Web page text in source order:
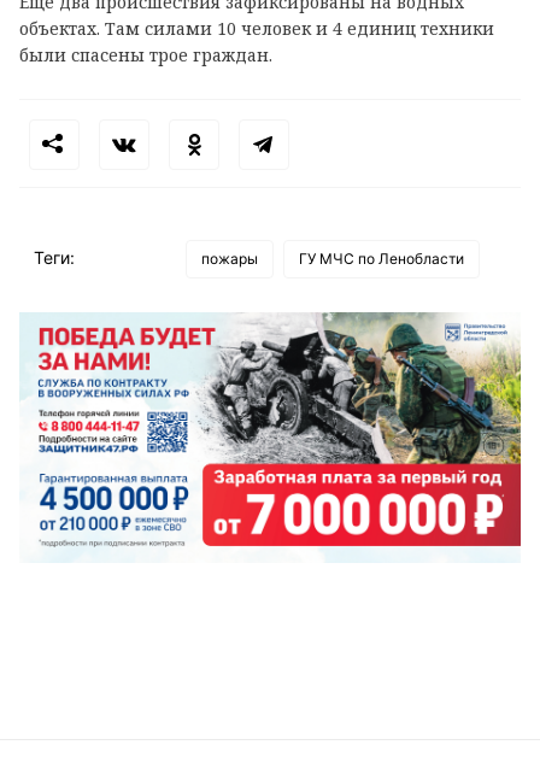
объектах. Там силами 10 человек и 4 единиц техники
были спасены трое граждан.
Теги: пожары ГУ МЧС по Ленобласти